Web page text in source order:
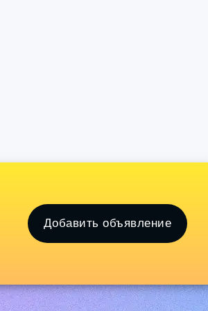
Добавить объявление